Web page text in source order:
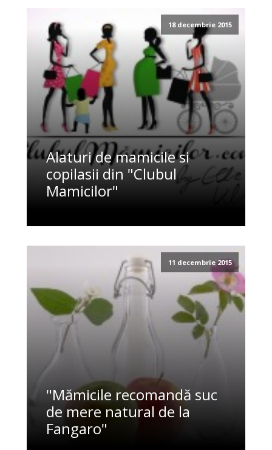
18 decembrie 2015
Alaturi de mamicile si
copilasii din "Clubul
Mamicilor"
11 decembrie 2015
"Mămicile recomandă suc
de mere natural de la
Fangaro"